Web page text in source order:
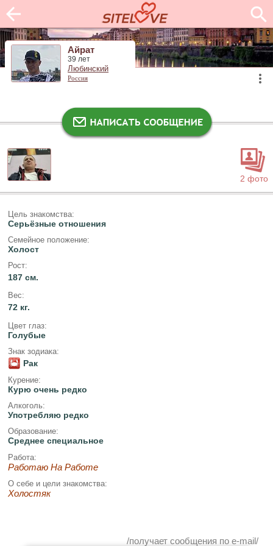
Айрат
39 лет
Любинский
Россия
2 фото
Цель знакомства:
Серьёзные отношения
Семейное положение:
Холост
Рост:
187 см.
Вес:
72 кг.
Цвет глаз:
Голубые
Знак зодиака:
Рак
Курение:
Курю очень редко
Алкоголь:
Употребляю редко
Образование:
Среднее специальное
Работа:
Работаю На Работе
О себе и цели знакомства:
Холостяк
/получает сообщения по e-mail/